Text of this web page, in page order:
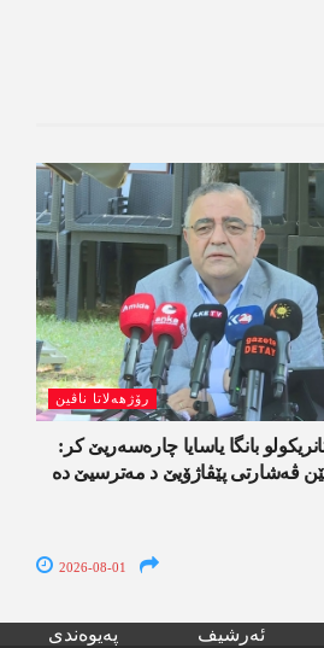
رۆژھەلاتا ناڤین
بانگا یاسایا چارەسەریێ کر:
ڤەشارتی پێڤاژۆیێ د مەترسیێ دە
2026-08-01
پەیوەندی ئەرشیف